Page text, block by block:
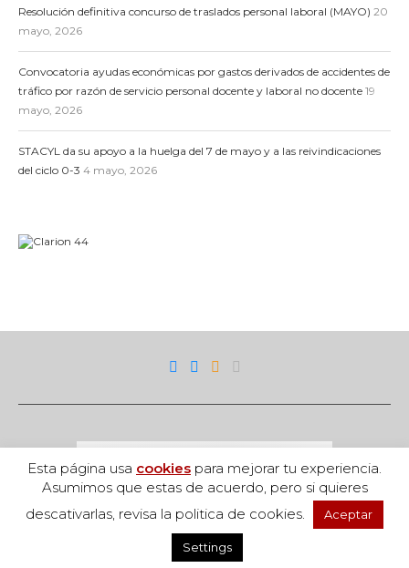
Resolución definitiva concurso de traslados personal laboral (MAYO) 20
mayo, 2026
Convocatoria ayudas económicas por gastos derivados de accidentes de
tráfico por razón de servicio personal docente y laboral no docente 19
mayo, 2026
STACYL da su apoyo a la huelga del 7 de mayo y a las reivindicaciones
del ciclo 0-3 4 mayo, 2026
Esta página usa cookies para mejorar tu experiencia.
Asumimos que estas de acuerdo, pero si quieres
descativarlas, revisa la politica de cookies.
Aceptar
Settings